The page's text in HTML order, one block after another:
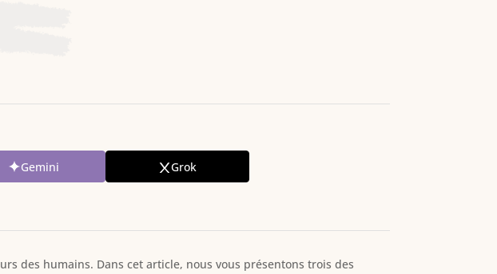
Gemini Grok
des humains. Dans cet article, nous vous présentons trois des